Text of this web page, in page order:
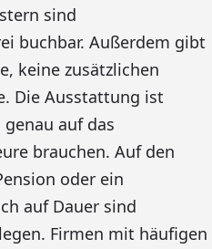
sind
buchbar. Außerdem gibt
keine zusätzlichen
Die Ausstattung ist
auf das
brauchen. Auf den
oder ein
auf Dauer sind
Firmen mit häufigen